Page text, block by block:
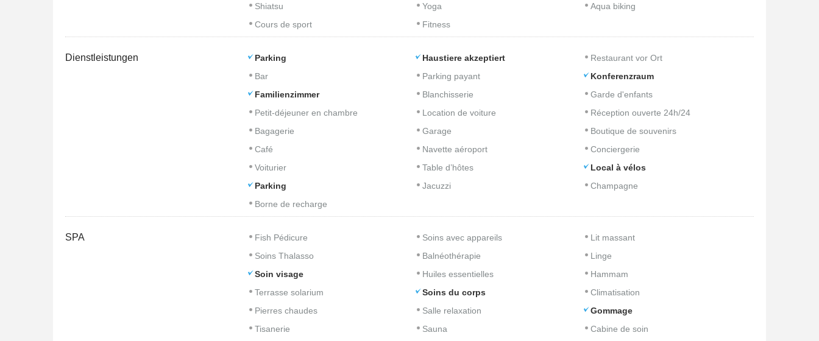
Shiatsu
Yoga
Aqua biking
Cours de sport
Fitness
Dienstleistungen Parking Haustiere akzeptiert
Restaurant vor Ort
Bar
Parking payant
Konferenzraum
Familienzimmer
Blanchisserie
Garde d'enfants
Petit-déjeuner en chambre
Location de voiture
Réception ouverte 24h/24
Bagagerie
Garage
Boutique de souvenirs
Café
Navette aéroport
Conciergerie
Voiturier
Table d’hôtes
Local à vélos
Parking
Jacuzzi
Champagne
Borne de recharge
SPA Fish Pédicure Soins avec appareils
Lit massant
Soins Thalasso
Balnéothérapie
Linge
Soin visage
Huiles essentielles
Hammam
Terrasse solarium
Soins du corps
Climatisation
Pierres chaudes
Salle relaxation
Gommage
Tisanerie
Sauna
Cabine de soin